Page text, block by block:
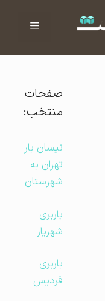
فهرست
صفحات
منتخب:
نیسان بار
تهران به
شهرستان
باربری
شهریار
باربری
فردیس